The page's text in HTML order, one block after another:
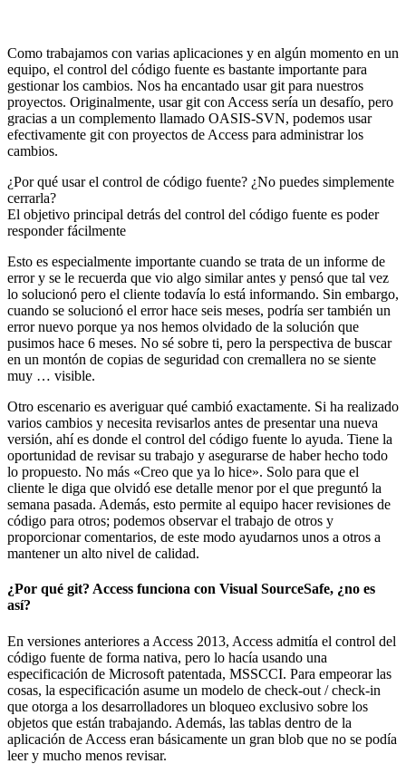
Como trabajamos con varias aplicaciones y en algún momento en un
equipo, el control del código fuente es bastante importante para
gestionar los cambios. Nos ha encantado usar git para nuestros
proyectos. Originalmente, usar git con Access sería un desafío, pero
gracias a un complemento llamado OASIS-SVN, podemos usar
efectivamente git con proyectos de Access para administrar los
cambios.
¿Por qué usar el control de código fuente? ¿No puedes simplemente
cerrarla?
El objetivo principal detrás del control del código fuente es poder
responder fácilmente
Esto es especialmente importante cuando se trata de un informe de
error y se le recuerda que vio algo similar antes y pensó que tal vez
lo solucionó pero el cliente todavía lo está informando. Sin embargo,
cuando se solucionó el error hace seis meses, podría ser también un
error nuevo porque ya nos hemos olvidado de la solución que
pusimos hace 6 meses. No sé sobre ti, pero la perspectiva de buscar
en un montón de copias de seguridad con cremallera no se siente
muy … visible.
Otro escenario es averiguar qué cambió exactamente. Si ha realizado
varios cambios y necesita revisarlos antes de presentar una nueva
versión, ahí es donde el control del código fuente lo ayuda. Tiene la
oportunidad de revisar su trabajo y asegurarse de haber hecho todo
lo propuesto. No más «Creo que ya lo hice». Solo para que el
cliente le diga que olvidó ese detalle menor por el que preguntó la
semana pasada. Además, esto permite al equipo hacer revisiones de
código para otros; podemos observar el trabajo de otros y
proporcionar comentarios, de este modo ayudarnos unos a otros a
mantener un alto nivel de calidad.
¿Por qué git? Access funciona con Visual SourceSafe, ¿no es
así?
En versiones anteriores a Access 2013, Access admitía el control del
código fuente de forma nativa, pero lo hacía usando una
especificación de Microsoft patentada, MSSCCI. Para empeorar las
cosas, la especificación asume un modelo de check-out / check-in
que otorga a los desarrolladores un bloqueo exclusivo sobre los
objetos que están trabajando. Además, las tablas dentro de la
aplicación de Access eran básicamente un gran blob que no se podía
leer y mucho menos revisar.